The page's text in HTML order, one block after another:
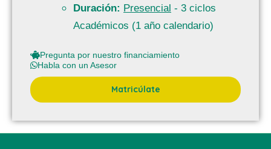
Duración: Presencial - 3 ciclos
Académicos (1 año calendario)
Pregunta por nuestro financiamiento
Habla con un Asesor
Matricúlate